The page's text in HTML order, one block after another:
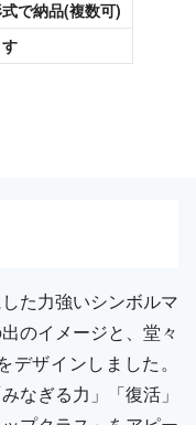
で納品(複数可)
た力強いシンボルマ
のイメージと、堂々
ザインしました。
なぎる力」「復活」